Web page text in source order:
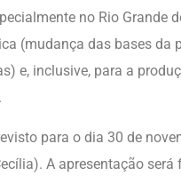
no Rio Grande
(mudança das bases da
e, inclusive, para a
para o dia 30 de
A apresentação